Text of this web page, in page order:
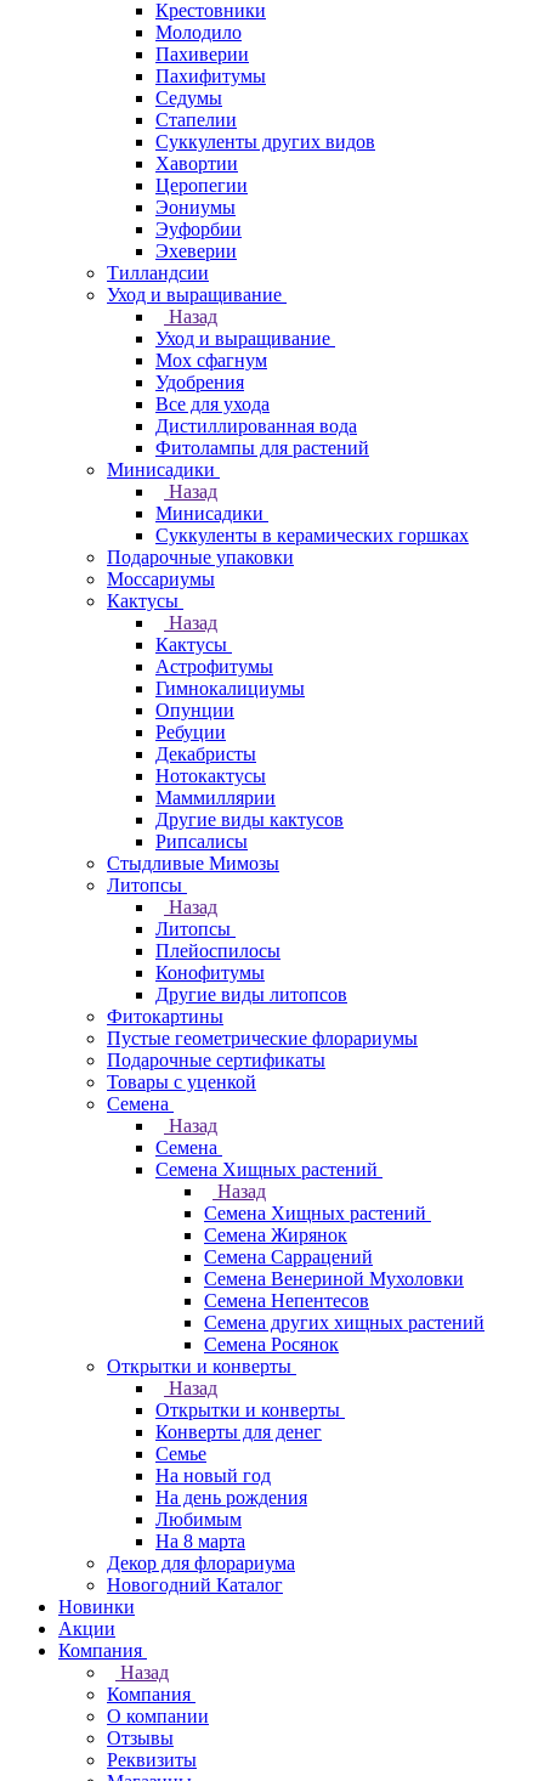
Крестовники
Молодило
Пахиверии
Пахифитумы
Седумы
Стапелии
Суккуленты других видов
Хавортии
Церопегии
Эониумы
Эуфорбии
Эхеверии
Тилландсии
Уход и выращивание
Назад
Уход и выращивание
Мох сфагнум
Удобрения
Все для ухода
Дистиллированная вода
Фитолампы для растений
Минисадики
Назад
Минисадики
Суккуленты в керамических горшках
Подарочные упаковки
Моссариумы
Кактусы
Назад
Кактусы
Астрофитумы
Гимнокалициумы
Опунции
Ребуции
Декабристы
Нотокактусы
Маммиллярии
Другие виды кактусов
Рипсалисы
Стыдливые Мимозы
Литопсы
Назад
Литопсы
Плейоспилосы
Конофитумы
Другие виды литопсов
Фитокартины
Пустые геометрические флорариумы
Подарочные сертификаты
Товары с уценкой
Семена
Назад
Семена
Семена Хищных растений
Назад
Семена Хищных растений
Семена Жирянок
Семена Саррацений
Семена Венериной Мухоловки
Семена Непентесов
Семена других хищных растений
Семена Росянок
Открытки и конверты
Назад
Открытки и конверты
Конверты для денег
Семье
На новый год
На день рождения
Любимым
На 8 марта
Декор для флорариума
Новогодний Каталог
Новинки
Акции
Компания
Назад
Компания
О компании
Отзывы
Реквизиты